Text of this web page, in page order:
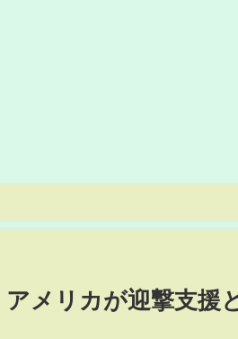
メリカが迎撃支援